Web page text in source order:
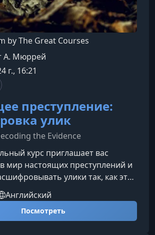
by The Great Courses
А. Мюррей
г., 16:21
преступление:
улик
the Evidence
курс приглашает вас
мир настоящих преступлений и
улики так, как это
Эксперты из разных
помогают взглянуть на
сих пор загадочные дела под
— соединяя историю, химию,
Английский
Посмотреть